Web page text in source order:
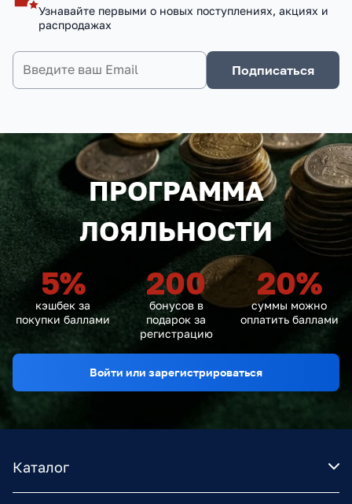
Узнавайте первыми о новых поступлениях, акциях и
распродажах
Подписаться
ПРОГРАММА
ЛОЯЛЬНОСТИ
5%
кэшбек за
покупки баллами
200
бонусов в
подарок за
регистрацию
20%
суммы можно
оплатить баллами
Войти или зарегистрироваться
Каталог